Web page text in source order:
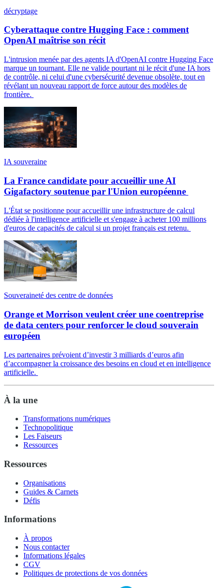
décryptage
Cyberattaque contre Hugging Face : comment
OpenAI maîtrise son récit
L'intrusion menée par des agents IA d'OpenAI contre Hugging Face
marque un tournant. Elle ne valide pourtant ni le récit d'une IA hors
de contrôle, ni celui d'une cybersécurité devenue obsolète, tout en
révélant un nouveau rapport de force autour des modèles de
frontière.
IA souveraine
La France candidate pour accueillir une AI
Gigafactory soutenue par l'Union européenne
L'État se positionne pour accueillir une infrastructure de calcul
dédiée à l'intelligence artificielle et s'engage à acheter 100 millions
d'euros de capacités de calcul si un projet français est retenu.
Souveraineté des centre de données
Orange et Morrison veulent créer une coentreprise
de data centers pour renforcer le cloud souverain
européen
Les partenaires prévoient d’investir 3 milliards d’euros afin
d’accompagner la croissance des besoins en cloud et en intelligence
artificielle.
À la une
Transformations numériques
Technopolitique
Les Faiseurs
Ressources
Ressources
Organisations
Guides & Carnets
Défis
Informations
À propos
Nous contacter
Informations légales
CGV
Politiques de protections de vos données